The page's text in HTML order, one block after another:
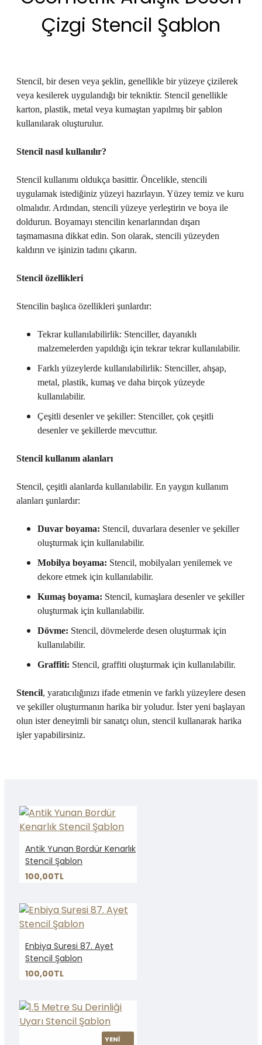
Çizgi Stencil Şablon
Stencil, bir desen veya şeklin, genellikle bir yüzeye çizilerek
veya kesilerek uygulandığı bir tekniktir. Stencil genellikle
karton, plastik, metal veya kumaştan yapılmış bir şablon
kullanılarak oluşturulur.
Stencil nasıl kullanılır?
Stencil kullanımı oldukça basittir. Öncelikle, stencili
uygulamak istediğiniz yüzeyi hazırlayın. Yüzey temiz ve kuru
olmalıdır. Ardından, stencili yüzeye yerleştirin ve boya ile
doldurun. Boyamayı stencilin kenarlarından dışarı
taşmamasına dikkat edin. Son olarak, stencili yüzeyden
kaldırın ve işinizin tadını çıkarın.
Stencil özellikleri
Stencilin başlıca özellikleri şunlardır:
Tekrar kullanılabilirlik: Stenciller, dayanıklı
malzemelerden yapıldığı için tekrar tekrar kullanılabilir.
Farklı yüzeylerde kullanılabilirlik: Stenciller, ahşap,
metal, plastik, kumaş ve daha birçok yüzeyde
kullanılabilir.
Çeşitli desenler ve şekiller: Stenciller, çok çeşitli
desenler ve şekillerde mevcuttur.
Stencil kullanım alanları
Stencil, çeşitli alanlarda kullanılabilir. En yaygın kullanım
alanları şunlardır:
Duvar boyama: Stencil, duvarlara desenler ve şekiller
oluşturmak için kullanılabilir.
Mobilya boyama: Stencil, mobilyaları yenilemek ve
dekore etmek için kullanılabilir.
Kumaş boyama: Stencil, kumaşlara desenler ve şekiller
oluşturmak için kullanılabilir.
Dövme: Stencil, dövmelerde desen oluşturmak için
kullanılabilir.
Graffiti: Stencil, graffiti oluşturmak için kullanılabilir.
Stencil, yaratıcılığınızı ifade etmenin ve farklı yüzeylere desen
ve şekiller oluşturmanın harika bir yoludur. İster yeni başlayan
olun ister deneyimli bir sanatçı olun, stencil kullanarak harika
işler yapabilirsiniz.
Antik Yunan Bordür Kenarlık
Stencil Şablon
100,00TL
Enbiya Suresi 87. Ayet
Stencil Şablon
100,00TL
YENİ